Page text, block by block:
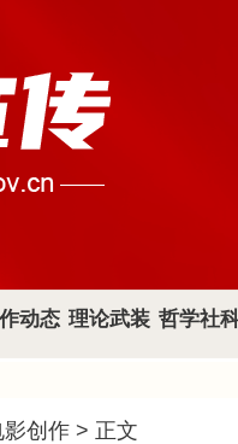
动态 理论武装 哲学社
影创作 > 正文